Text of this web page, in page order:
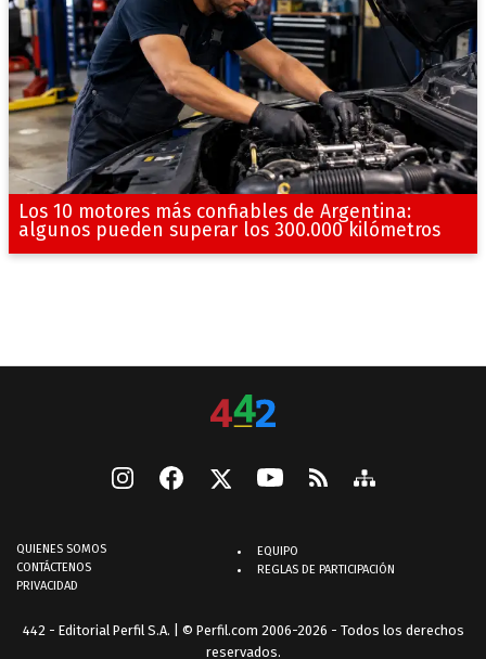
Los 10 motores más confiables de Argentina:
algunos pueden superar los 300.000 kilómetros
QUIENES SOMOS
CONTÁCTENOS
PRIVACIDAD
EQUIPO
REGLAS DE PARTICIPACIÓN
442 - Editorial Perfil S.A. | © Perfil.com 2006-2026 - Todos los derechos
reservados.